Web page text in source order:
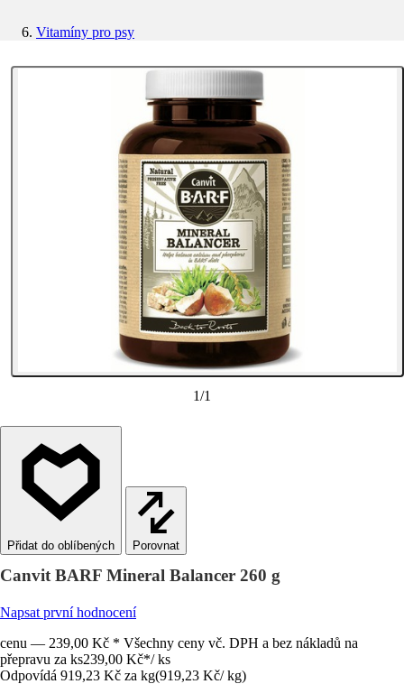
Vitamíny pro psy
1/1
Porovnat
Canvit BARF Mineral Balancer 260 g
Napsat první hodnocení
cenu — 239,00 Kč * Všechny ceny vč. DPH a bez nákladů na
přepravu za ks239,00 Kč*/ ks
Odpovídá 919,23 Kč za kg(919,23 Kč/ kg)